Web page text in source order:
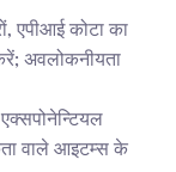
एपीआई कोटा का
अवलोकनीयता
वाले आइटम्स के